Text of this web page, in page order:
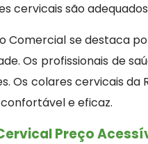
cervicais são
Comercial se destaca
Os profissionais de
Os colares cervicais
e eficaz.
Preço